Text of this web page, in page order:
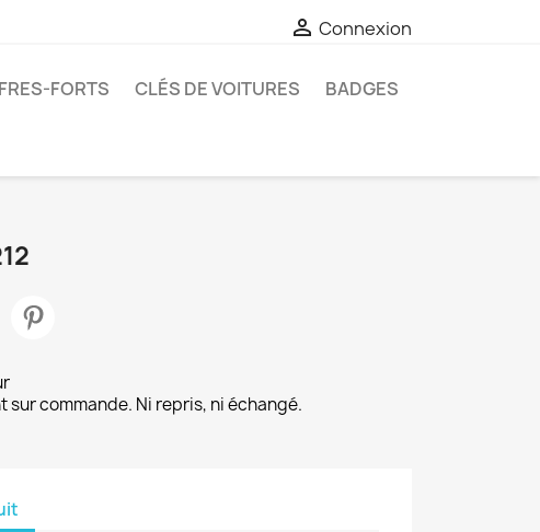
 Connexion
FORTS CLÉS DE VOITURES
BADGES
sur commande. Ni repris, ni échangé.